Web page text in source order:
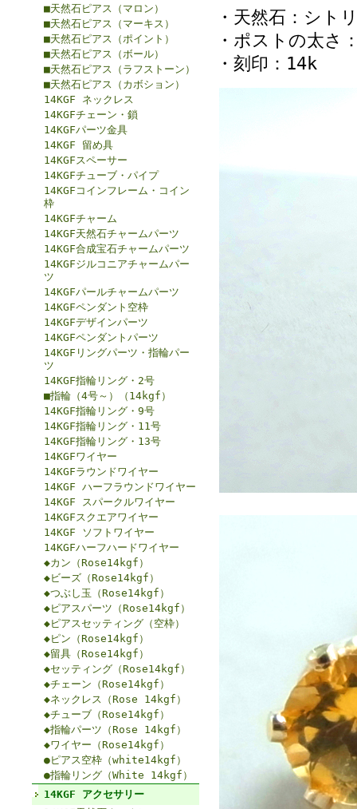
■天然石ピアス（マロン）
■天然石ピアス（マーキス）
■天然石ピアス（ポイント）
■天然石ピアス（ボール）
■天然石ピアス（ラフストーン）
■天然石ピアス（カボション）
14KGF ネックレス
14KGFチェーン・鎖
14KGFパーツ金具
14KGF 留め具
14KGFスペーサー
14KGFチューブ・パイプ
14KGFコインフレーム・コイン
枠
14KGFチャーム
14KGF天然石チャームパーツ
14KGF合成宝石チャームパーツ
14KGFジルコニアチャームパー
ツ
14KGFパールチャームパーツ
14KGFペンダント空枠
14KGFデザインパーツ
14KGFペンダントパーツ
14KGFリングパーツ・指輪パー
ツ
14KGF指輪リング・2号
■指輪（4号～）（14kgf）
14KGF指輪リング・9号
14KGF指輪リング・11号
14KGF指輪リング・13号
14KGFワイヤー
14KGFラウンドワイヤー
14KGF ハーフラウンドワイヤー
14KGF スパークルワイヤー
14KGFスクエアワイヤー
14KGF ソフトワイヤー
14KGFハーフハードワイヤー
◆カン（Rose14kgf）
◆ビーズ（Rose14kgf）
◆つぶし玉（Rose14kgf）
◆ピアスパーツ（Rose14kgf）
◆ピアスセッティング（空枠）
◆ピン（Rose14kgf）
◆留具（Rose14kgf）
◆セッティング（Rose14kgf）
◆チェーン（Rose14kgf）
◆ネックレス（Rose 14kgf）
◆チューブ（Rose14kgf）
◆指輪パーツ（Rose 14kgf）
◆ワイヤー（Rose14kgf）
●ピアス空枠（white14kgf）
●指輪リング（White 14kgf）
14KGF アクセサリー
・天然石：シト
・ポストの太さ
・刻印：14k